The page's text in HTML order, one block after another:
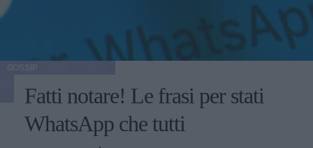
Fatti notare! Le frasi per stati
WhatsApp che tutti